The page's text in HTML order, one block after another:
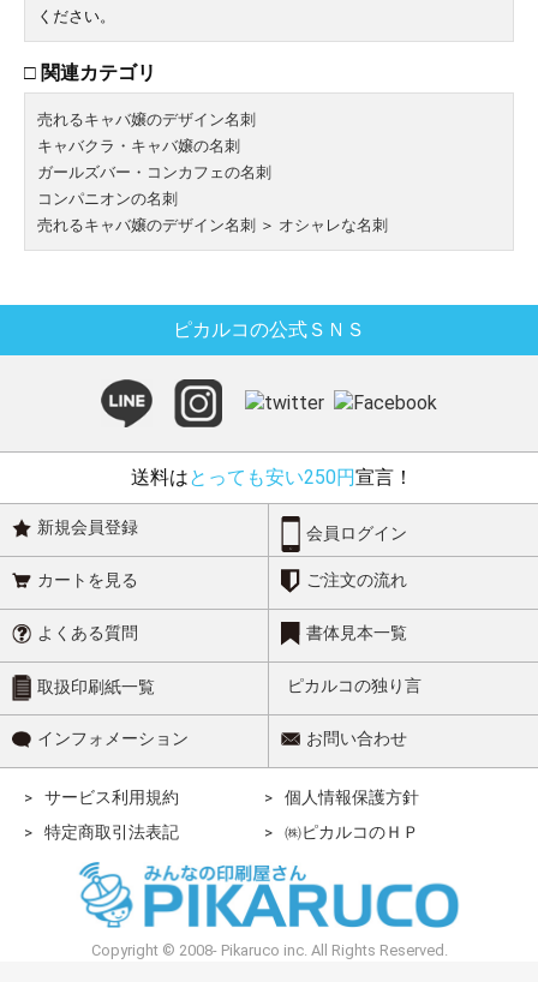
ください。
□ 関連カテゴリ
売れるキャバ嬢のデザイン名刺
キャバクラ・キャバ嬢の名刺
ガールズバー・コンカフェの名刺
コンパニオンの名刺
売れるキャバ嬢のデザイン名刺 ＞ オシャレな名刺
ピカルコの公式ＳＮＳ
送料はとっても安い250円宣言！
新規会員登録 会員ログイン
カートを見る ご注文の流れ
よくある質問 書体見本一覧
取扱印刷紙一覧 ピカルコの独り言
インフォメーション お問い合わせ
サービス利用規約
個人情報保護方針
特定商取引法表記
㈱ピカルコのＨＰ
Copyright © 2008- Pikaruco inc. All Rights Reserved.